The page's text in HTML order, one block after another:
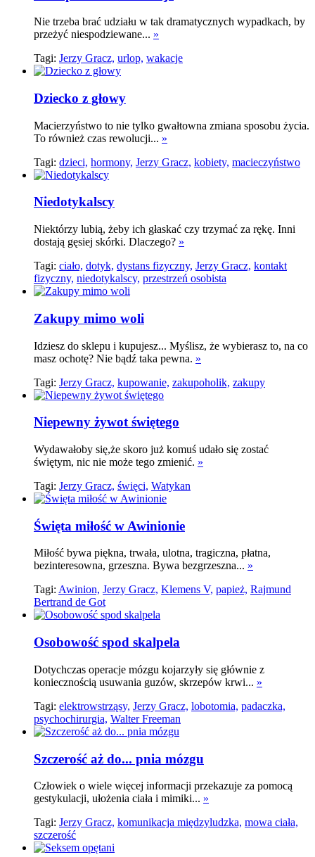
Nie trzeba brać udziału w tak dramatycznych wypadkach, by
przeżyć niespodziewane... »
Tagi: Jerzy Gracz, urlop, wakacje
Dziecko z głowy
Macierzyństwo to nie tylko gwałtowna zmiana sposobu życia.
To również czas rewolucji... »
Tagi: dzieci, hormony, Jerzy Gracz, kobiety, macieczyństwo
Niedotykalscy
Niektórzy lubią, żeby ich głaskać czy trzymać za rękę. Inni
dostają gęsiej skórki. Dlaczego? »
Tagi: ciało, dotyk, dystans fizyczny, Jerzy Gracz, kontakt
fizyczny, niedotykalscy, przestrzeń osobista
Zakupy mimo woli
Idziesz do sklepu i kupujesz... Myślisz, że wybierasz to, na co
masz ochotę? Nie bądź taka pewna. »
Tagi: Jerzy Gracz, kupowanie, zakupoholik, zakupy
Niepewny żywot świętego
Wydawałoby się,że skoro już komuś udało się zostać
świętym, nic nie może tego zmienić. »
Tagi: Jerzy Gracz, święci, Watykan
Święta miłość w Awinionie
Miłość bywa piękna, trwała, ulotna, tragiczna, płatna,
bezinteresowna, grzeszna. Bywa bezgrzeszna... »
Tagi: Awinion, Jerzy Gracz, Klemens V, papież, Rajmund
Bertrand de Got
Osobowość spod skalpela
Dotychczas operacje mózgu kojarzyły się głównie z
koniecznością usuwania guzów, skrzepów krwi... »
Tagi: elektrowstrząsy, Jerzy Gracz, lobotomia, padaczka,
psychochirurgia, Walter Freeman
Szczerość aż do... pnia mózgu
Człowiek o wiele więcej informacji przekazuje za pomocą
gestykulacji, ułożenia ciała i mimiki... »
Tagi: Jerzy Gracz, komunikacja międzyludzka, mowa ciała,
szczerość